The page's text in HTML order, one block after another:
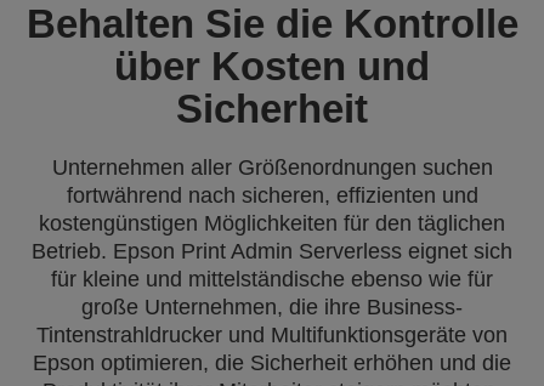
Behalten Sie die Kontrolle
über Kosten und
Sicherheit
Unternehmen aller Größenordnungen suchen
fortwährend nach sicheren, effizienten und
kostengünstigen Möglichkeiten für den täglichen
Betrieb. Epson Print Admin Serverless eignet sich
für kleine und mittelständische ebenso wie für
große Unternehmen, die ihre Business-
Tintenstrahldrucker und Multifunktionsgeräte von
Epson optimieren, die Sicherheit erhöhen und die